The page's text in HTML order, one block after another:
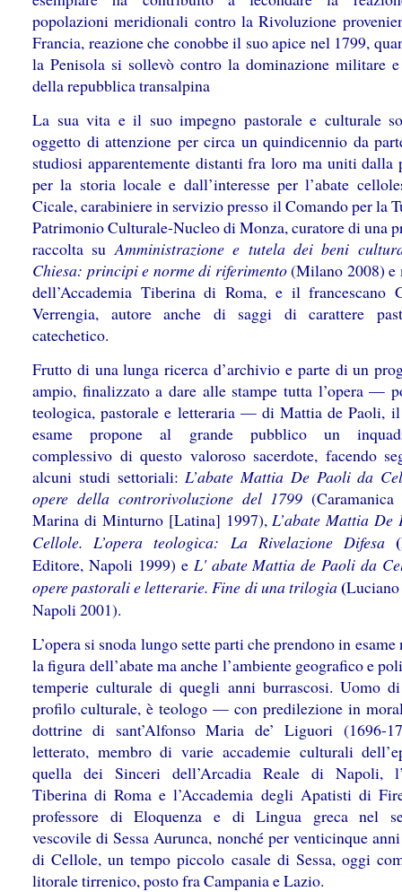
popolazioni meridionali contro la Rivoluzione
Francia, reazione che conobbe il suo apice nel 1799,
la Penisola si sollevò contro la dominazione militare
della repubblica transalpina
La sua vita e il suo impegno pastorale e culturale
oggetto di attenzione per circa un quindicennio da
studiosi apparentemente distanti fra loro ma uniti dalla
per la storia locale e dall’interesse per l’abate
Cicale, carabiniere in servizio presso il Comando per la
Patrimonio Culturale-Nucleo di Monza, curatore di una
raccolta suAmministrazione e tutela dei beni
Chiesa: principi e norme di riferimento(Milano 2008) e
dell’Accademia Tiberina di Roma, e il francescano
Verrengia, autore anche di saggi di carattere
catechetico.
Frutto di una lunga ricerca d’archivio e parte di un
ampio, finalizzato a dare alle stampe tutta l’opera —
teologica, pastorale e letteraria — di Mattia de Paoli,
esame propone al grande pubblico un
complessivo di questo valoroso sacerdote, facendo
alcuni studi settoriali:L’abate Mattia De Paoli da
opere della controrivoluzione del 1799
Marina di Minturno [Latina] 1997),L’abate Mattia De
Cellole. L’opera teologica: La Rivelazione Difesa(
Editore, Napoli 1999) e L' abate Mattia de Paoli da
opere pastorali e letterarie. Fine di una trilogia(
Napoli 2001).
L’opera si snoda lungo sette parti che prendono in esame
la figura dell’abate ma anche l’ambiente geografico e
temperie culturale di quegli anni burrascosi. Uomo
profilo culturale, è teologo — con predilezione in
dottrine di sant’Alfonso Maria de’ Liguori (1696-
letterato, membro di varie accademie culturali
quella dei Sinceri dell’Arcadia Reale di Napoli,
Tiberina di Roma e l’Accademia degli Apatisti di
professore di Eloquenza e di Lingua greca nel
vescovile di Sessa Aurunca, nonché per venticinque
di Cellole, un tempo piccolo casale di Sessa, oggi
litorale tirrenico, posto fra Campania e Lazio.